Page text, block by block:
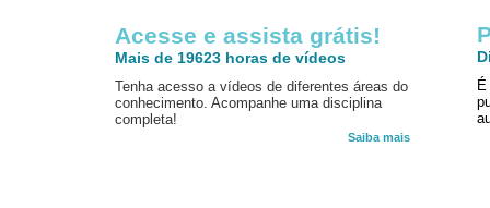
Acesse e assista grátis!
Mais de 19623 horas de vídeos
Tenha acesso a vídeos de diferentes áreas do
conhecimento. Acompanhe uma disciplina
completa!
Saiba mais